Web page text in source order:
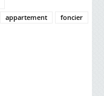
appartement
foncier